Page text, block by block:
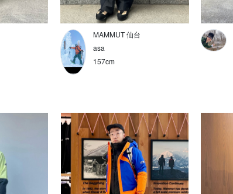
MAMMUT 仙台
asa
157cm